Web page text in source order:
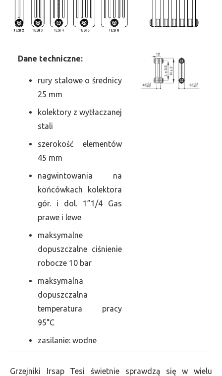
Dane techniczne:
rury stalowe o średnicy
25 mm
kolektory z wytłaczanej
stali
szerokość elementów
45 mm
nagwintowania na
końcówkach kolektora
gór. i dol. 1”1/4 Gas
prawe i lewe
maksymalne
dopuszczalne ciśnienie
robocze 10 bar
maksymalna
dopuszczalna
temperatura pracy
95°C
zasilanie: wodne
Grzejniki Irsap Tesi świetnie sprawdzą się w wielu